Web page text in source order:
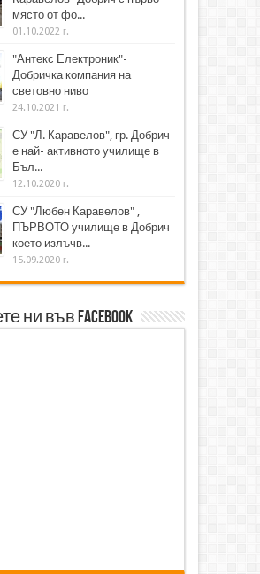
място от фо...
01.10.2022 г.
"Антекс Електроник"-
Добричка компания на
световно ниво
24.10.2021 г.
СУ "Л. Каравелов", гр. Добрич
е най- активното училище в
Бъл...
12.10.2020 г.
СУ "Любен Каравелов" ,
ПЪРВОТО училище в Добрич
което излъчв...
15.09.2020 г.
ни във Facebook